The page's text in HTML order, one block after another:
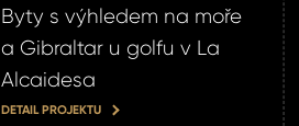
Byty s výhledem na moře
a Gibraltar u golfu v La
Alcaidesa
DETAIL PROJEKTU